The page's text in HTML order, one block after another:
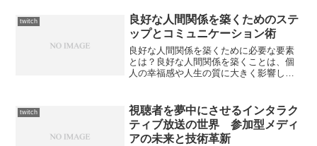
との関係を構築することの三つの主軸で
構成されます。まず、コン...
twitch
良好な人間関係を築くためのステ
ップとコミュニケーション術
良好な人間関係を築くために必要な要素
とは？良好な人間関係を築くことは、個
人の幸福感や人生の質に大きく影響しま
景や根拠について探ります。1. コミュニ
ケーションコミュニケ...
twitch
視聴者を夢中にさせるインタラク
ティブ放送の世界 参加型メディ
アの未来と技術革新